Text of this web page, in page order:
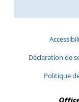
Déclaration de
Politique